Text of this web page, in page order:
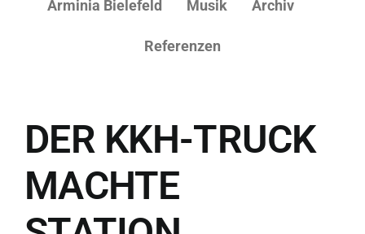
Arminia Bielefeld Musik Archiv
Referenzen
DER KKH-TRUCK
MACHTE